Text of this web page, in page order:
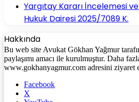
Yargıtay Kararı İncelemesi ve
Hukuk Dairesi 2025/7089 K.
Hakkında
Bu web site Avukat Gökhan Yağmur
paylaşımı amacı ile kurulmuştur. Daha
www.gokhanyagmur.com adresini ziyaret
Facebook
X